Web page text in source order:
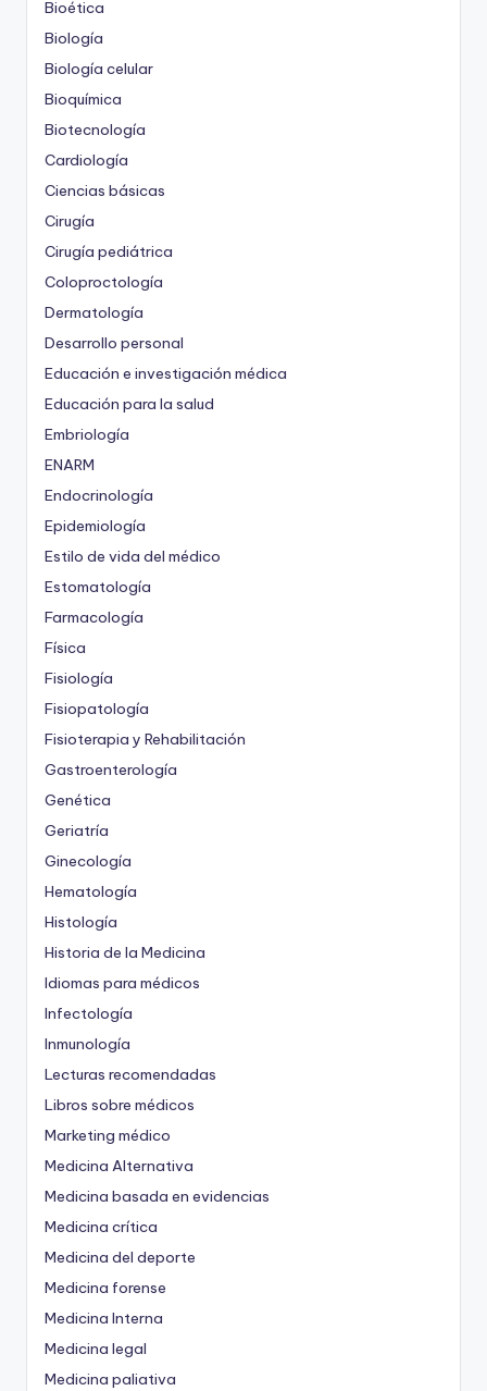
Bioética
Biología
Biología celular
Bioquímica
Biotecnología
Cardiología
Ciencias básicas
Cirugía
Cirugía pediátrica
Coloproctología
Dermatología
Desarrollo personal
Educación e investigación médica
Educación para la salud
Embriología
ENARM
Endocrinología
Epidemiología
Estilo de vida del médico
Estomatología
Farmacología
Física
Fisiología
Fisiopatología
Fisioterapia y Rehabilitación
Gastroenterología
Genética
Geriatría
Ginecología
Hematología
Histología
Historia de la Medicina
Idiomas para médicos
Infectología
Inmunología
Lecturas recomendadas
Libros sobre médicos
Marketing médico
Medicina Alternativa
Medicina basada en evidencias
Medicina crítica
Medicina del deporte
Medicina forense
Medicina Interna
Medicina legal
Medicina paliativa